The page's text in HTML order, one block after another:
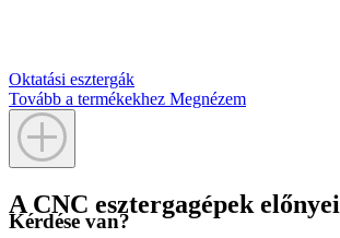
Oktatási esztergák
Tovább a termékekhez Megnézem
A CNC esztergagépek előnyei
Kérdése van?